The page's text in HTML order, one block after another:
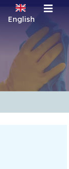
English
Türkçe
English
Rusça
Arapça